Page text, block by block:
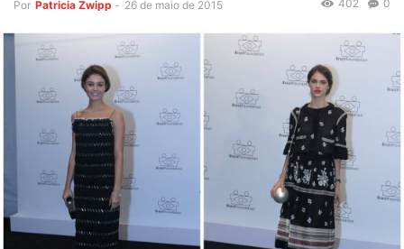
Por Patricia Zwipp - 26 de maio de 2015 0
402